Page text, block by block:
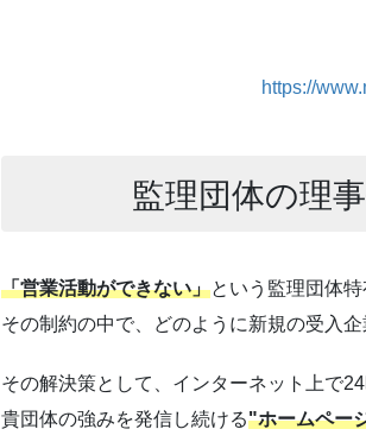
https://
監理団体の理
「営業活動ができない」という監理団体特
その制約の中で、どのように新規の受入企
その解決策として、インターネット上で24
貴団体の強みを発信し続ける"ホームペー